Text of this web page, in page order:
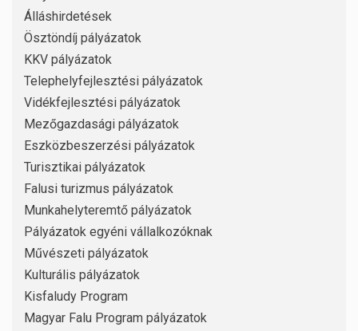
Álláshirdetések
Ösztöndíj pályázatok
KKV pályázatok
Telephelyfejlesztési pályázatok
Vidékfejlesztési pályázatok
Mezőgazdasági pályázatok
Eszközbeszerzési pályázatok
Turisztikai pályázatok
Falusi turizmus pályázatok
Munkahelyteremtő pályázatok
Pályázatok egyéni vállalkozóknak
Művészeti pályázatok
Kulturális pályázatok
Kisfaludy Program
Magyar Falu Program pályázatok